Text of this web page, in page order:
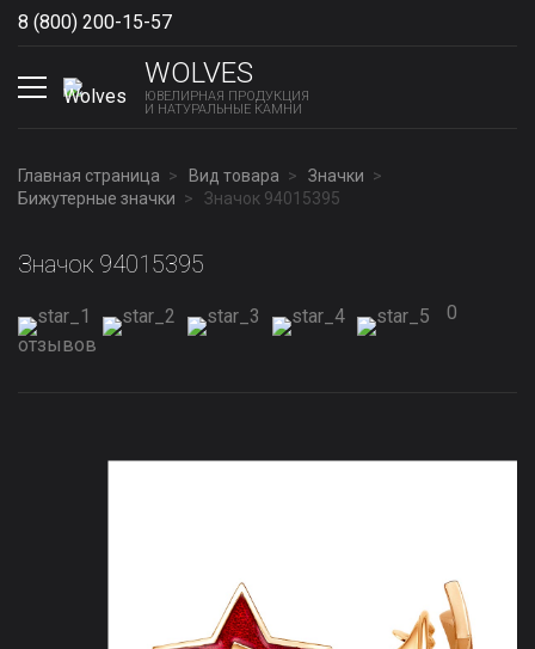
8 (800) 200-15-57
WOLVES
ЮВЕЛИРНАЯ ПРОДУКЦИЯ
И НАТУРАЛЬНЫЕ КАМНИ
Главная страница Вид товара
Значки
Бижутерные значки
Значок 94015395
Значок 94015395
0
отзывов